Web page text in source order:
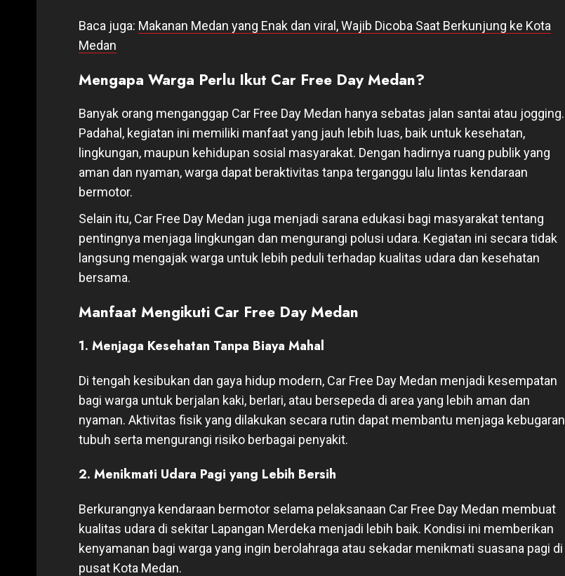
Baca juga: Makanan Medan yang Enak dan viral, Wajib Dicoba Saat Berkunjung ke Kota
Medan
Mengapa Warga Perlu Ikut Car Free Day Medan?
Banyak orang menganggap Car Free Day Medan hanya sebatas jalan santai atau jogging.
Padahal, kegiatan ini memiliki manfaat yang jauh lebih luas, baik untuk kesehatan,
lingkungan, maupun kehidupan sosial masyarakat. Dengan hadirnya ruang publik yang
aman dan nyaman, warga dapat beraktivitas tanpa terganggu lalu lintas kendaraan
bermotor.
Selain itu, Car Free Day Medan juga menjadi sarana edukasi bagi masyarakat tentang
pentingnya menjaga lingkungan dan mengurangi polusi udara. Kegiatan ini secara tidak
langsung mengajak warga untuk lebih peduli terhadap kualitas udara dan kesehatan
bersama.
Manfaat Mengikuti Car Free Day Medan
1. Menjaga Kesehatan Tanpa Biaya Mahal
Di tengah kesibukan dan gaya hidup modern, Car Free Day Medan menjadi kesempatan
bagi warga untuk berjalan kaki, berlari, atau bersepeda di area yang lebih aman dan
nyaman. Aktivitas fisik yang dilakukan secara rutin dapat membantu menjaga kebugaran
tubuh serta mengurangi risiko berbagai penyakit.
2. Menikmati Udara Pagi yang Lebih Bersih
Berkurangnya kendaraan bermotor selama pelaksanaan Car Free Day Medan membuat
kualitas udara di sekitar Lapangan Merdeka menjadi lebih baik. Kondisi ini memberikan
kenyamanan bagi warga yang ingin berolahraga atau sekadar menikmati suasana pagi di
pusat Kota Medan.